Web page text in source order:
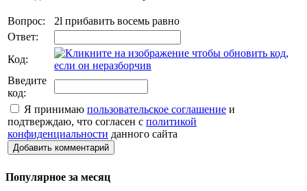
Вопрос:
2l прибавить восемь равно
Ответ:
Код:
Введите
код:
Я принимаю пользовательское соглашение и
подтверждаю, что согласен с политикой
конфиденциальности данного сайта
Добавить комментарий
Популярное за месяц